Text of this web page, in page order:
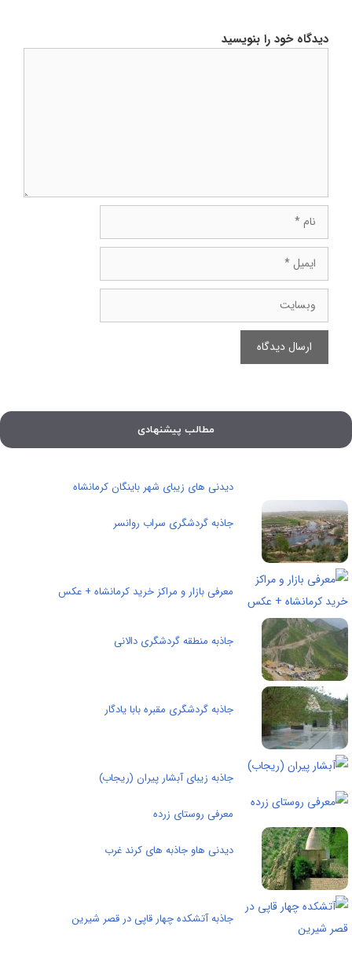
دیدگاه خود را بنویسید
ایمیل
وبسایت
مطالب پیشنهادی
دیدنی های زیبای شهر باینگان کرمانشاه
جاذبه گردشگری سراب روانسر
معرفی بازار و مراکز خرید کرمانشاه + عکس
جاذبه منطقه گردشگری دالانی
جاذبه گردشگری مقبره‌ بابا یادگار
جاذبه زیبای آبشار پیران (ریجاب)
معرفی روستای زرده
دیدنی هاو جاذبه های کرند غرب
جاذبه آتشکده چهار قاپی در قصر شیرین